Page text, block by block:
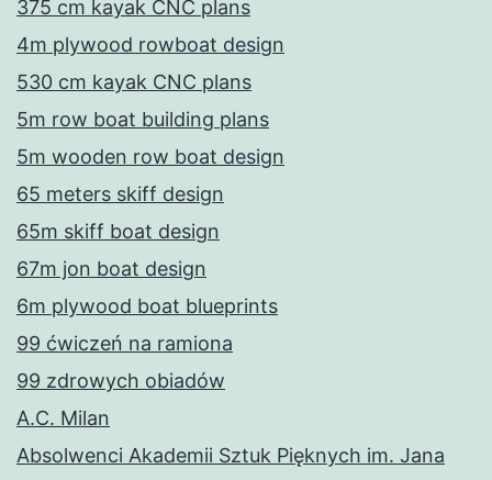
375 cm kayak CNC plans
4m plywood rowboat design
530 cm kayak CNC plans
5m row boat building plans
5m wooden row boat design
65 meters skiff design
65m skiff boat design
67m jon boat design
6m plywood boat blueprints
99 ćwiczeń na ramiona
99 zdrowych obiadów
A.C. Milan
Absolwenci Akademii Sztuk Pięknych im. Jana